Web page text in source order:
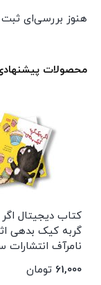
هنوز بررسی‌ای
محصولات
کتاب دیجیتال
گربه کیک بدهی اثر
نامرآف انتشارات
شرق
61,000 تومان